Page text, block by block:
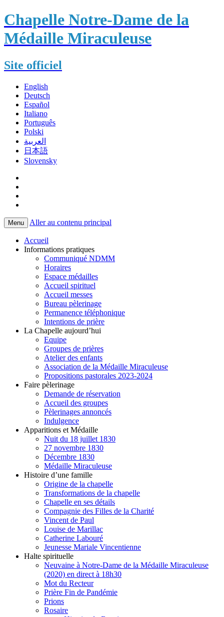
Chapelle Notre-Dame de la
Médaille Miraculeuse
Site officiel
English
Deutsch
Español
Italiano
Português
Polski
العربية
日本語
Slovensky
Menu Aller au contenu principal
Accueil
Informations pratiques
Communiqué NDMM
Horaires
Espace médailles
Accueil spirituel
Accueil messes
Bureau pèlerinage
Permanence téléphonique
Intentions de prière
La Chapelle aujourd’hui
Equipe
Groupes de prières
Atelier des enfants
Association de la Médaille Miraculeuse
Propositions pastorales 2023-2024
Faire pèlerinage
Demande de réservation
Accueil des groupes
Pèlerinages annoncés
Indulgence
Apparitions et Médaille
Nuit du 18 juillet 1830
27 novembre 1830
Décembre 1830
Médaille Miraculeuse
Histoire d’une famille
Origine de la chapelle
Transformations de la chapelle
Chapelle en ses détails
Compagnie des Filles de la Charité
Vincent de Paul
Louise de Marillac
Catherine Labouré
Jeunesse Mariale Vincentienne
Halte spirituelle
Neuvaine à Notre-Dame de la Médaille Miraculeuse
(2020) en direct à 18h30
Mot du Recteur
Prière Fin de Pandémie
Prions
Rosaire